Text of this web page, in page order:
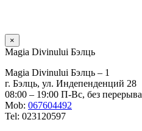
×
Magia Divinului Бэлць
Magia Divinului Бэлць – 1
г. Бэлць, ул. Индепенденций 28
08:00 – 19:00 П-Вс, без перерыва
Mob: 067604492
Tel: 023120597